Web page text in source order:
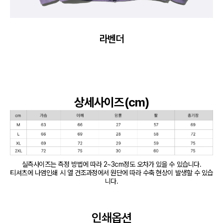
라벤더
상세사이즈(cm)
실측사이즈는 측정 방법에 따라 2~3cm정도 오차가 있을 수 있습니다.
티셔츠에 나염인쇄 시 열 건조과정에서 원단에 따라 수축 현상이 발생할 수 있습
니다.
인쇄옵션